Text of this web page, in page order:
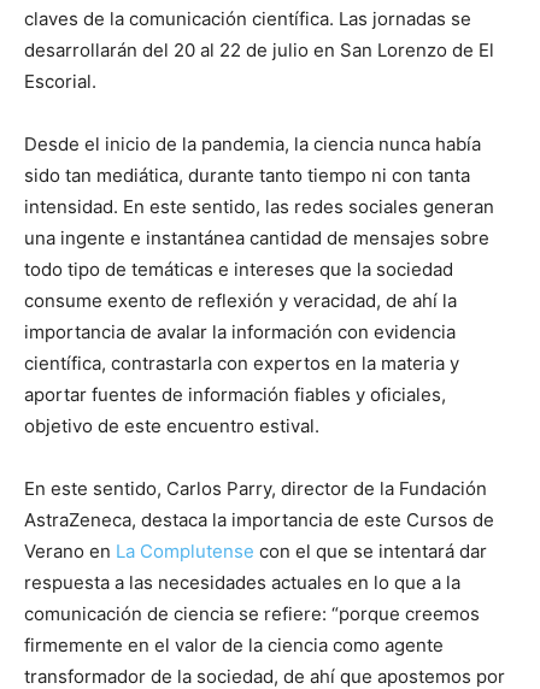
claves de la comunicación científica. Las jornadas se
desarrollarán del 20 al 22 de julio en San Lorenzo de El
Escorial.
Desde el inicio de la pandemia, la ciencia nunca había
sido tan mediática, durante tanto tiempo ni con tanta
intensidad. En este sentido, las redes sociales generan
una ingente e instantánea cantidad de mensajes sobre
todo tipo de temáticas e intereses que la sociedad
consume exento de reflexión y veracidad, de ahí la
importancia de avalar la información con evidencia
científica, contrastarla con expertos en la materia y
aportar fuentes de información fiables y oficiales,
objetivo de este encuentro estival.
En este sentido, Carlos Parry, director de la Fundación
AstraZeneca, destaca la importancia de este Cursos de
Verano en La Complutense con el que se intentará dar
respuesta a las necesidades actuales en lo que a la
comunicación de ciencia se refiere: “porque creemos
firmemente en el valor de la ciencia como agente
transformador de la sociedad, de ahí que apostemos por